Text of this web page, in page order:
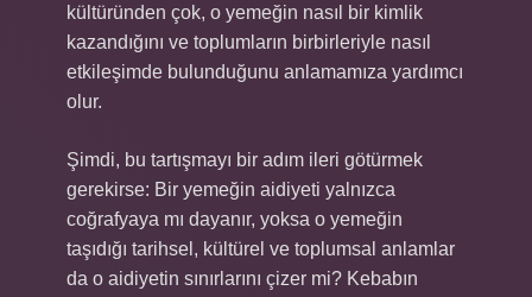
kültüründen çok, o yemeğin nasıl bir kimlik
kazandığını ve toplumların birbirleriyle nasıl
etkileşimde bulunduğunu anlamamıza yardımcı
olur.
Şimdi, bu tartışmayı bir adım ileri götürmek
gerekirse: Bir yemeğin aidiyeti yalnızca
coğrafyaya mı dayanır, yoksa o yemeğin
taşıdığı tarihsel, kültürel ve toplumsal anlamlar
da o aidiyetin sınırlarını çizer mi? Kebabın